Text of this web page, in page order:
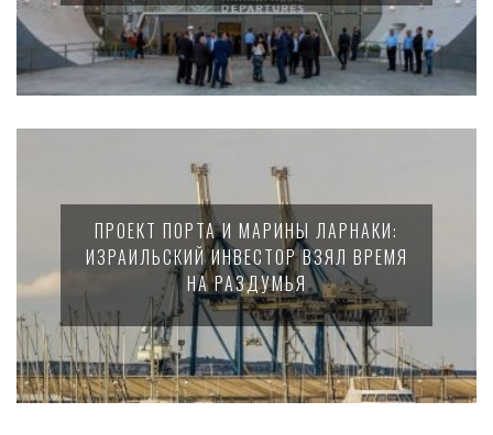
ПРОЕКТ ПОРТА И МАРИНЫ ЛАРНАКИ:
ИЗРАИЛЬСКИЙ ИНВЕСТОР ВЗЯЛ ВРЕМЯ
НА РАЗДУМЬЯ